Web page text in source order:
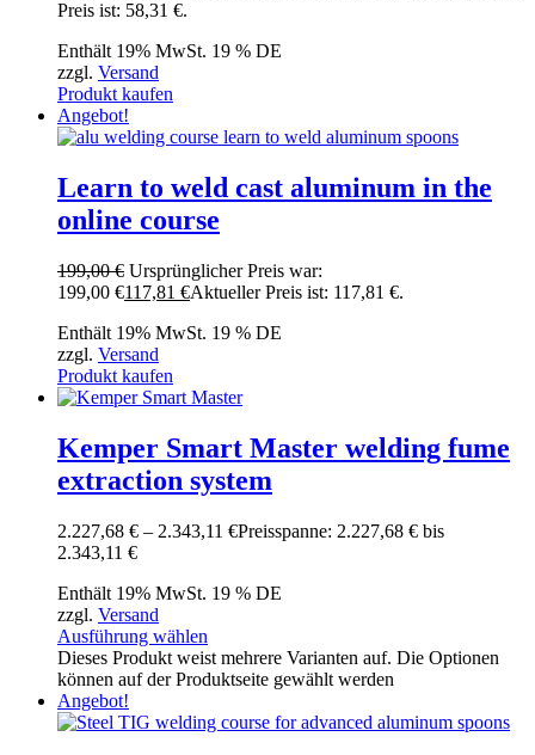
Preis ist: 58,31 €.
Enthält 19% MwSt. 19 % DE
zzgl. Versand
Produkt kaufen
Angebot!
Learn to weld cast aluminum in the
online course
199,00€ Ursprünglicher Preis war:
199,00 €117,81 €Aktueller Preis ist: 117,81 €.
Enthält 19% MwSt. 19 % DE
zzgl. Versand
Produkt kaufen
Kemper Smart Master welding fume
extraction system
2.227,68 € – 2.343,11 €Preisspanne: 2.227,68 € bis
2.343,11 €
Enthält 19% MwSt. 19 % DE
zzgl. Versand
Ausführung wählen
Dieses Produkt weist mehrere Varianten auf. Die Optionen
können auf der Produktseite gewählt werden
Angebot!